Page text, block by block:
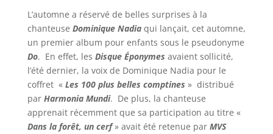
L’automne a réservé de belles surprises à la
chanteuse Dominique Nadia qui lançait, cet automne,
un premier album pour enfants sous le pseudonyme
Do. En effet, les Disque Éponymes avaient sollicité,
l’été dernier, la voix de Dominique Nadia pour le
coffret « Les 100 plus belles comptines » distribué
par Harmonia Mundi. De plus, la chanteuse
apprenait récemment que sa participation au titre «
Dans la forêt, un cerf» avait été retenue par MVS